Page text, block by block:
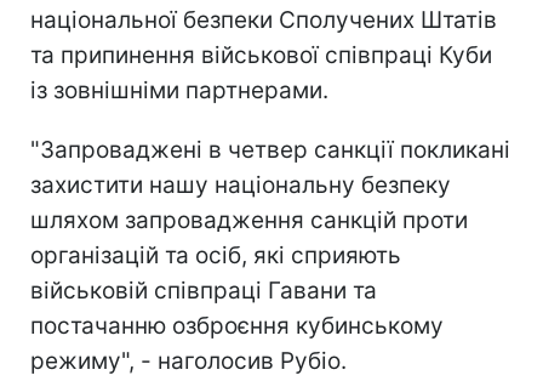
національної безпеки Сполучених Штатів
та припинення військової співпраці Куби
із зовнішніми партнерами.
"Запроваджені в четвер санкції покликані
захистити нашу національну безпеку
шляхом запровадження санкцій проти
організацій та осіб, які сприяють
військовій співпраці Гавани та
постачанню озброєння кубинському
режиму", - наголосив Рубіо.